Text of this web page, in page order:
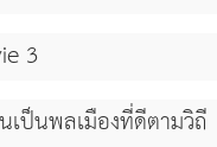
3
ป็นพลเมืองที่ดีตามวิถี